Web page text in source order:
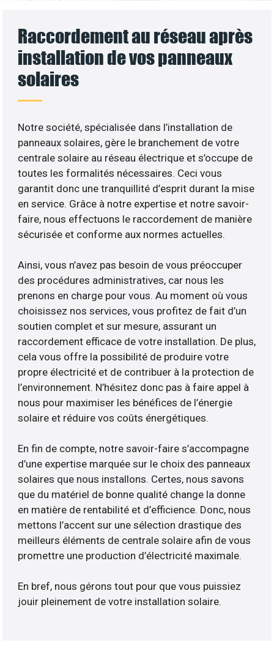
Raccordement au réseau après
installation de vos panneaux
solaires
Notre société, spécialisée dans l’installation de
panneaux solaires, gère le branchement de votre
centrale solaire au réseau électrique et s’occupe de
toutes les formalités nécessaires. Ceci vous
garantit donc une tranquillité d’esprit durant la mise
en service. Grâce à notre expertise et notre savoir-
faire, nous effectuons le raccordement de manière
sécurisée et conforme aux normes actuelles.
Ainsi, vous n’avez pas besoin de vous préoccuper
des procédures administratives, car nous les
prenons en charge pour vous. Au moment où vous
choisissez nos services, vous profitez de fait d’un
soutien complet et sur mesure, assurant un
raccordement efficace de votre installation. De plus,
cela vous offre la possibilité de produire votre
propre électricité et de contribuer à la protection de
l’environnement. N’hésitez donc pas à faire appel à
nous pour maximiser les bénéfices de l’énergie
solaire et réduire vos coûts énergétiques.
En fin de compte, notre savoir-faire s’accompagne
d’une expertise marquée sur le choix des panneaux
solaires que nous installons. Certes, nous savons
que du matériel de bonne qualité change la donne
en matière de rentabilité et d’efficience. Donc, nous
mettons l’accent sur une sélection drastique des
meilleurs éléments de centrale solaire afin de vous
promettre une production d’électricité maximale.
En bref, nous gérons tout pour que vous puissiez
jouir pleinement de votre installation solaire.